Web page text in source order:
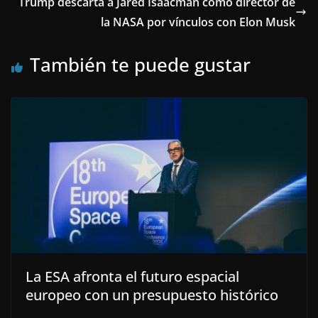
la NASA por vínculos con Elon Musk
También te puede gustar
La ESA afronta el futuro espacial
europeo con un presupuesto histórico